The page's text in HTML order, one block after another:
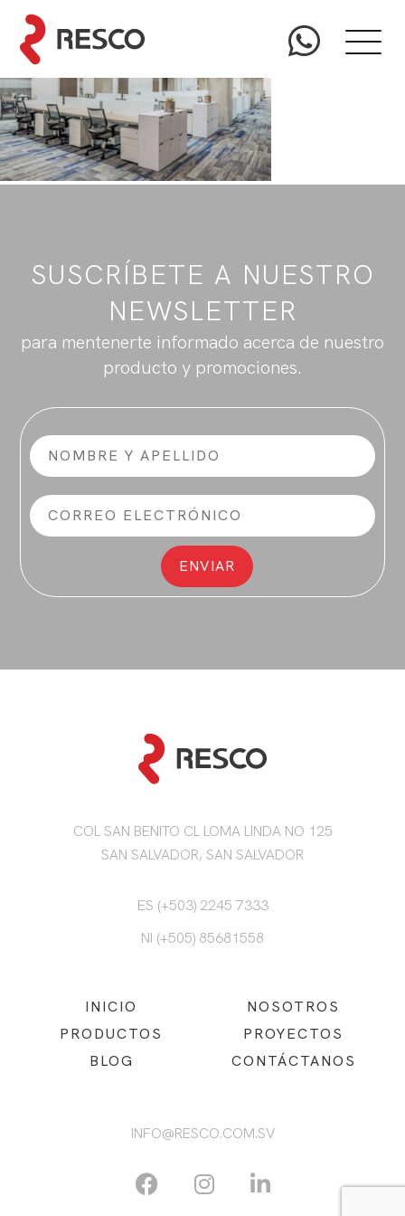
SUSCRÍBETE A NUESTRO
NEWSLETTER
para mentenerte informado acerca de nuestro
producto y promociones.
COL SAN BENITO CL LOMA LINDA NO 125
SAN SALVADOR, SAN SALVADOR
ES (+503) 2245 7333
NI (+505) 85681558
INICIO
NOSOTROS
PRODUCTOS
PROYECTOS
BLOG
CONTÁCTANOS
INFO@RESCO.COM.SV